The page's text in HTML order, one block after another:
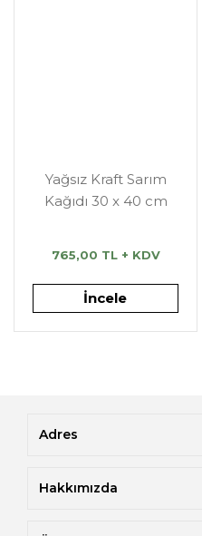
Yağsız Kraft Sarım
Kağıdı 30 x 40 cm
765,00 TL + KDV
İncele
Adres
Hakkımızda